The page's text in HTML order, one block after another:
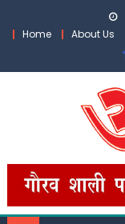
Home
About Us